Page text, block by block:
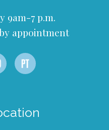
9am-7 p.m.
appointment